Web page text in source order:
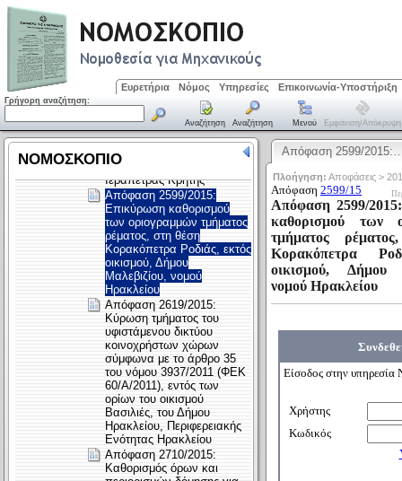
Ευρετήρια Νόμος Υπηρεσίες Επικοινωνία-Υποστήριξη
Γρήγορη αναζήτηση:
Αναζήτηση Αναζήτηση Μενού Εμφάνιση/απόκρυψη
Απόφαση 2599/